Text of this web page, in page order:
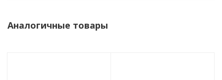
Аналогичные товары